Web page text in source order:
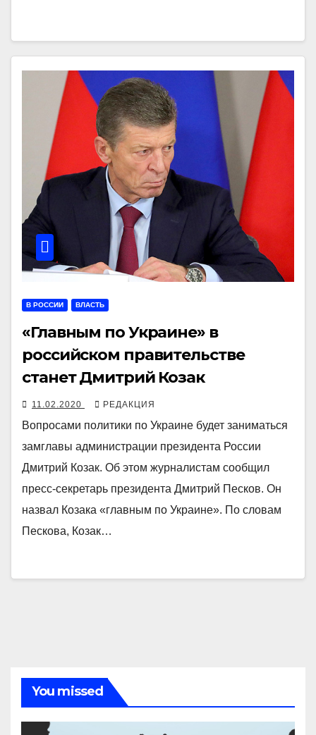
В РОССИИ ВЛАСТЬ
«Главным по Украине» в
российском правительстве
станет Дмитрий Козак
11.02.2020 РЕДАКЦИЯ
Вопросами политики по Украине будет заниматься
замглавы администрации президента России
Дмитрий Козак. Об этом журналистам сообщил
пресс-секретарь президента Дмитрий Песков. Он
назвал Козака «главным по Украине». По словам
Пескова, Козак…
You missed